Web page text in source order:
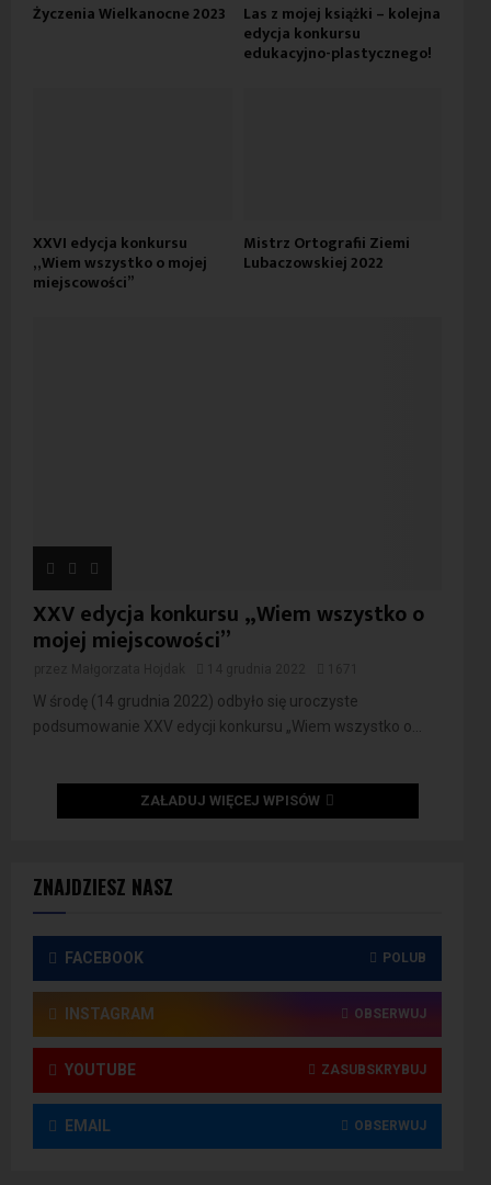
ZNAJDZIESZ NASZ
FACEBOOK POLUB
INSTAGRAM OBSERWUJ
YOUTUBE ZASUBSKRYBUJ
EMAIL OBSERWUJ
Życzenia Wielkanocne 2023 Las z mojej książki – kolejna
edycja konkursu
edukacyjno-plastycznego!
XXVI edycja konkursu
„Wiem wszystko o mojej
miejscowości”
Mistrz Ortografii Ziemi
Lubaczowskiej 2022
XXV edycja konkursu „Wiem wszystko o
mojej miejscowości”
W środę (14 grudnia 2022) odbyło się uroczyste
podsumowanie XXV edycji konkursu „Wiem wszystko o...
ZAŁADUJ WIĘCEJ WPISÓW